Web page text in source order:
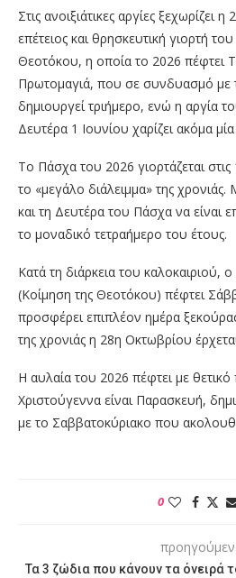
Στις ανοιξιάτικες αργίες ξεχωρίζει
επέτειος και θρησκευτική γιορτή
Θεοτόκου, η οποία το 2026 πέφτει
Πρωτομαγιά, που σε συνδυασμό με
δημιουργεί τριήμερο, ενώ η αργία
Δευτέρα 1 Ιουνίου χαρίζει ακόμα
Το Πάσχα του 2026 γιορτάζεται στις
το «μεγάλο διάλειμμα» της
και τη Δευτέρα του Πάσχα να είναι
το μοναδικό τετραήμερο του έτους.
Κατά τη διάρκεια του καλοκαιριού,
(Κοίμηση της Θεοτόκου) πέφτει
προσφέρει επιπλέον ημέρα
της χρονιάς η 28η Οκτωβρίου
Η αυλαία του 2026 πέφτει με
Χριστούγεννα είναι Παρασκευή,
με το Σαββατοκύριακο που
0
Τα 3 ζώδια που κάνουν τα όνειρά